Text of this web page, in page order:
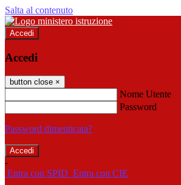
Salta al contenuto
Accedi
Accedi
button close ×
Nome Utente
Password
Password dimenticata?
-
Entra con SPID Entra con CIE